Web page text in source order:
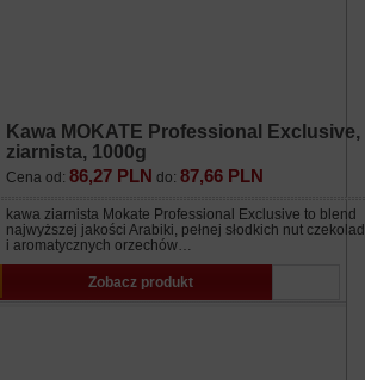
Kawa MOKATE Professional Exclusive,
ziarnista, 1000g
Cena od: 86,27 PLN do: 87,66 PLN
kawa ziarnista Mokate Professional Exclusive to blend
najwyższej jakości Arabiki, pełnej słodkich nut
i aromatycznych orzechów…
Zobacz produkt